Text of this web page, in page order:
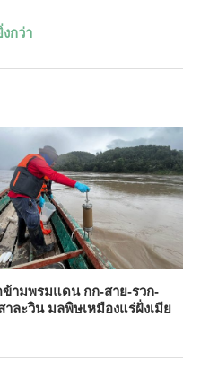
กว่า
ข้ามพรมแดน กก-สาย-รวก-
าละวิน มลพิษเหมืองแร่ฝั่งเมีย